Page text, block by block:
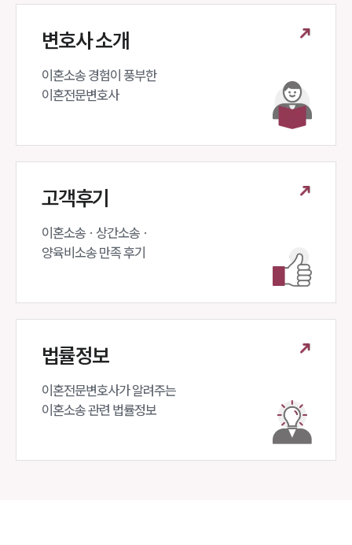
변호사 소개
이혼소송 경험이 풍부한
이혼전문변호사
고객후기
이혼소송 · 상간소송 ·
양육비소송 만족 후기
법률정보
이혼전문변호사가 알려주는
이혼소송 관련 법률정보